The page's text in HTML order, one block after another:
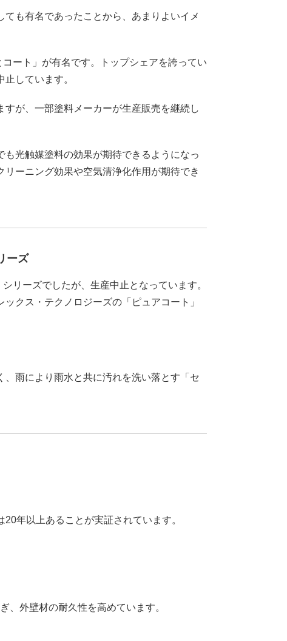
も有名であったことから、あまりよいイメ
ート」が有名です。トップシェアを誇ってい
しています。
が、一部塗料メーカーが生産販売を継続し
光触媒塗料の効果が期待できるようになっ
ーニング効果や空気清浄化作用が期待でき
ーズ
リーズでしたが、生産中止となっています。
クス・テクノロジーズの「ピュアコート」
雨により雨水と共に汚れを洗い落とす「セ
年以上あることが実証されています。
、外壁材の耐久性を高めています。